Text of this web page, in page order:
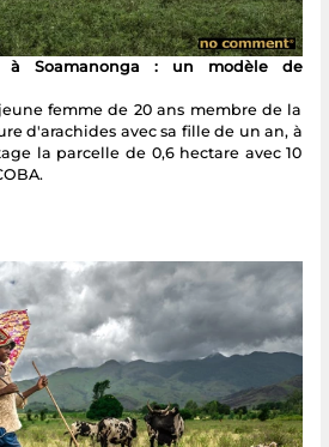
à Soamanonga : un modèle de
femme de 20 ans membre de la
d'arachides avec sa fille de un an, à
la parcelle de 0,6 hectare avec 10